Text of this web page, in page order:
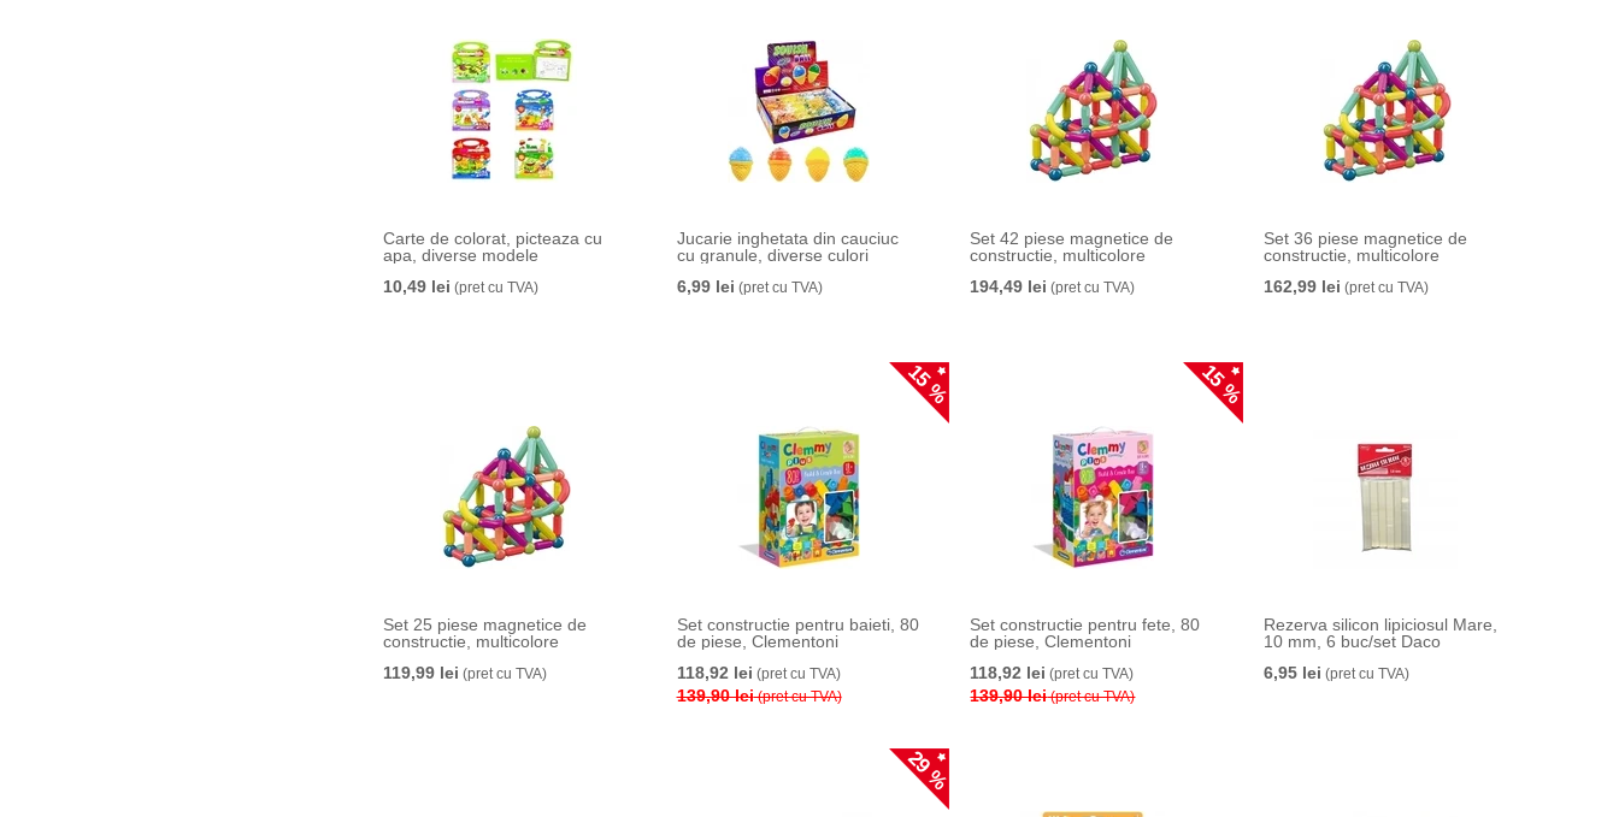
Carte de colorat, picteaza cu
apa, diverse modele
10,49 lei (pret cu TVA)
Jucarie inghetata din cauciuc
cu granule, diverse culori
6,99 lei (pret cu TVA)
Set 42 piese magnetice de
constructie, multicolore
194,49 lei (pret cu TVA)
Set 36 piese magnetice de
constructie, multicolore
162,99 lei (pret cu TVA)
Set 25 piese magnetice de
constructie, multicolore
119,99 lei (pret cu TVA)
15 %
Set constructie pentru baieti, 80
de piese, Clementoni
118,92 lei (pret cu TVA)
139,90 lei(pret cu TVA)
15 %
Set constructie pentru fete, 80
de piese, Clementoni
118,92 lei (pret cu TVA)
139,90 lei(pret cu TVA)
Rezerva silicon lipiciosul Mare,
10 mm, 6 buc/set Daco
6,95 lei (pret cu TVA)
29 %